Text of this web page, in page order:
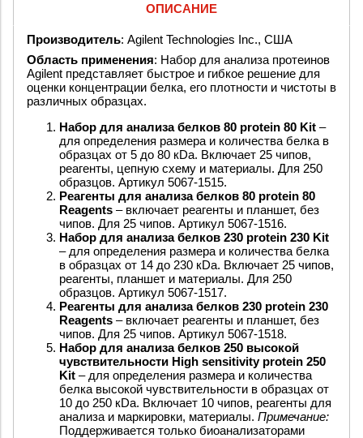
ОПИСАНИЕ
Производитель: Agilent Technologies Inc., США
Область применения: Набор для анализа протеинов
Agilent представляет быстрое и гибкое решение для
оценки концентрации белка, его плотности и чистоты в
различных образцах.
Набор для анализа белков 80 protein 80 Kit –
для определения размера и количества белка в
образцах от 5 до 80 кDa. Включает 25 чипов,
реагенты, цепную схему и материалы. Для 250
образцов. Артикул 5067-1515.
Реагенты для анализа белков 80 protein 80
Reagents – включает реагенты и планшет, без
чипов. Для 25 чипов. Артикул 5067-1516.
Набор для анализа белков 230 protein 230 Kit
– для определения размера и количества белка
в образцах от 14 до 230 кDa. Включает 25 чипов,
реагенты, планшет и материалы. Для 250
образцов. Артикул 5067-1517.
Реагенты для анализа белков 230 protein 230
Reagents – включает реагенты и планшет, без
чипов. Для 25 чипов. Артикул 5067-1518.
Набор для анализа белков 250 высокой
чувствительности High sensitivity protein 250
Kit – для определения размера и количества
белка высокой чувствительности в образцах от
10 до 250 кDa. Включает 10 чипов, реагенты для
анализа и маркировки, материалы. Примечание:
Поддерживается только биоанализаторами